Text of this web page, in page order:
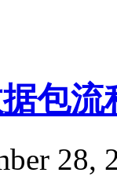
包流
28,